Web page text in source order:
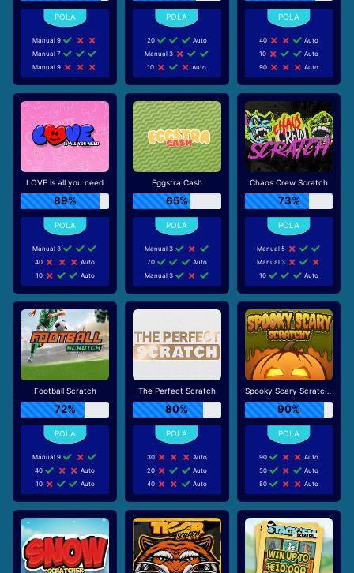
Manual 9
Manual 7
Manual 9
20
Auto
Manual 3
10
Auto
40
Auto
10
Auto
90
Auto
LOVE is all you need
89%
Manual 3
40
Auto
10
Auto
Eggstra Cash
65%
Manual 3
70
Auto
Manual 3
Chaos Crew Scratch
73%
Manual 5
Manual 3
10
Auto
Football Scratch
72%
Manual 9
40
Auto
10
Auto
The Perfect Scratch
80%
30
Auto
20
Auto
40
Auto
Spooky Scary Scratchy
90%
90
Auto
50
Auto
80
Auto